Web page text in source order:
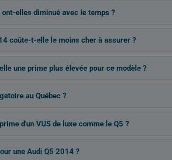
elles diminué avec le temps ?
coûte-t-elle le moins cher à assurer ?
une prime plus élevée pour ce modèle ?
au Québec ?
d'un VUS de luxe comme le Q5 ?
une Audi Q5 2014 ?